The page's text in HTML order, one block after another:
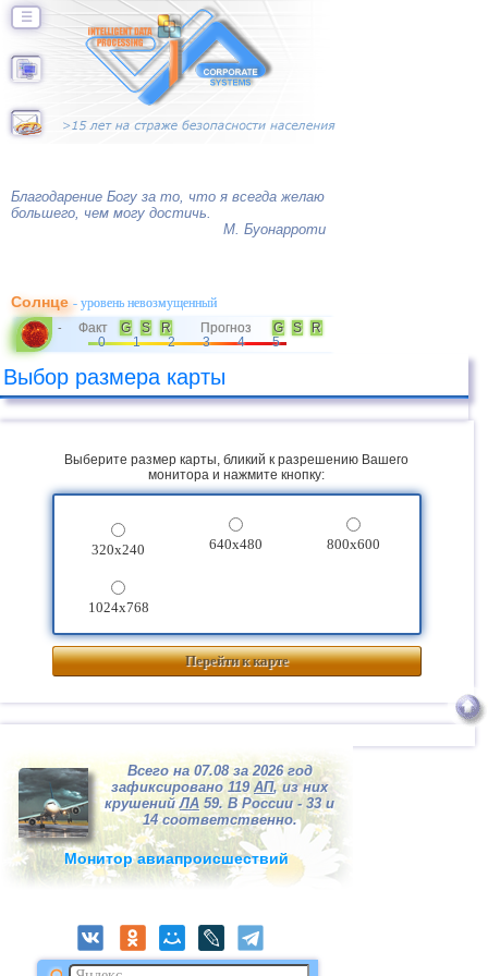
☰
Благодарение Богу за то, что я всегда желаю
большего, чем могу достичь.
М. Буонарроти
Солнце- уровень невозмущенный
- Факт G S R Прогноз G S
R
0
1 2 3 4 5
Выбор размера карты
Выберите размер карты, бликий к разрешению Вашего
монитора и нажмите кнопку:
320x240 640x480 800x600
1024x768
Перейти к карте
Всего на 07.08 за 2026 год
зафиксировано 119 АП, из них
крушенийЛА 59. В России - 33 и
14 соответственно.
Монитор авиапроисшествий